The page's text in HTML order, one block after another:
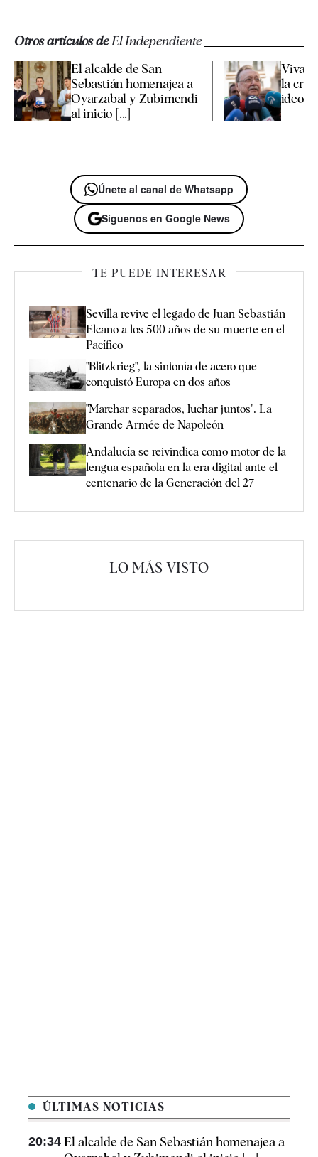
Otros artículos deEl Independiente
El alcalde de San
Sebastián homenajea a
Oyarzabal y Zubimendi
al inicio [...]
Vivas
la
Únete al canal de Whatsapp
Síguenos en Google News
TE PUEDE INTERESAR
Sevilla revive el legado de Juan Sebastián
Elcano a los 500 años de su muerte en el
Pacífico
"Blitzkrieg", la sinfonía de acero que
conquistó Europa en dos años
"Marchar separados, luchar juntos". La
Grande Armée de Napoleón
Andalucía se reivindica como motor de la
lengua española en la era digital ante el
centenario de la Generación del 27
LO MÁS VISTO
ÚLTIMAS NOTICIAS
20:34 El alcalde de San Sebastián homenajea a